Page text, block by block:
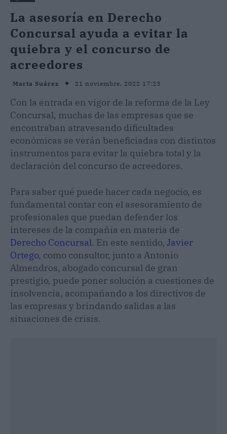
La asesoría en Derecho
Concursal ayuda a evitar la
quiebra y el concurso de
acreedores
Marta Suárez 21 noviembre, 2022 17:23
Con la entrada en vigor de la reforma de la Ley
Concursal, muchas de las empresas que se
encontraban atravesando dificultades
económicas se verán beneficiadas con distintos
instrumentos para evitar la quiebra total y la
declaración del concurso de acreedores.
Para saber qué puede hacer cada negocio, es
fundamental contar con el asesoramiento de
profesionales que puedan defender los
intereses de la compañía en materia de
Derecho Concursal. En este sentido, Javier
Ortego, como consultor, junto a Antonio
Almendros, abogado concursal de gran
prestigio, puede poner solución a cuestiones de
insolvencia, acompañando a los directivos de
las empresas y brindando salidas a las
situaciones de crisis.